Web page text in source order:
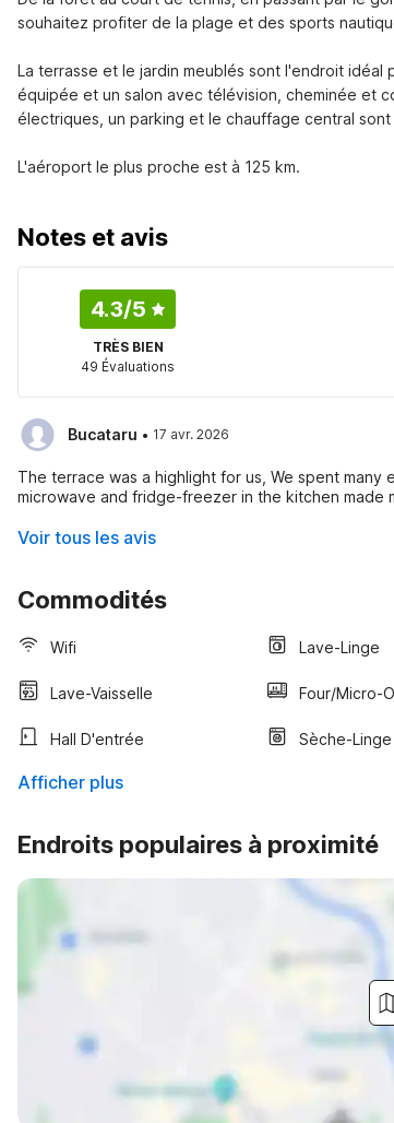
souhaitez profiter de la plage et des sports
La terrasse et le jardin meublés sont l'endroit
équipée et un salon avec télévision, cheminée et
électriques, un parking et le chauffage central
L'aéroport le plus proche est à 125 km.
Notes et avis
4.3/5
TRÈS BIEN
49 Évaluations
Bucataru · 17 avr. 2026
The terrace was a highlight for us, We spent
microwave and fridge-freezer in the kitchen made
Voir tous les avis
Commodités
Wifi Lave-Linge
Lave-Vaisselle Four/micro-
Hall D'entrée Sèche-Linge
Afficher plus
Endroits populaires à proximité